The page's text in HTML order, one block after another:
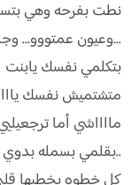
نطت بفرحه وهي
...وعيون عمتووو...
بتكلمي نفسك يابنت
متشتميش نفسك
مااااشي أما
..بقلمي بسمله بدوي